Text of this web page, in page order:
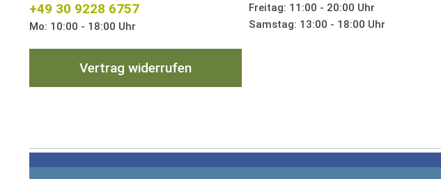
+49 30 9228 6757
Mo: 10:00 - 18:00 Uhr
Vertrag widerrufen
Freitag: 11:00 - 20:00 Uhr
Samstag: 13:00 - 18:00 Uhr